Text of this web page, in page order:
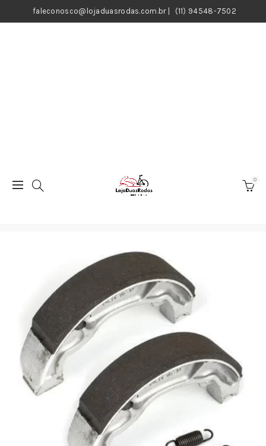
faleconosco@lojaduasrodas.com.br| (11) 94548-7502
0